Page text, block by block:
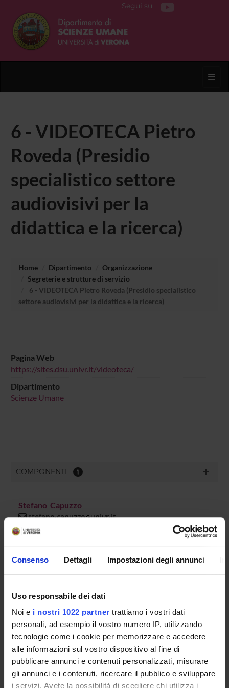
Consenso Dettagli Impostazioni degli annunci
Uso responsabile dei dati
Noi e i nostri 1022 partner trattiamo i vostri dati
personali, ad esempio il vostro numero IP, utilizzando
tecnologie come i cookie per memorizzare e accedere
alle informazioni sul vostro dispositivo al fine di
pubblicare annunci e contenuti personalizzati, misurare
gli annunci e i contenuti, ricercare il pubblico e sviluppare
i servizi. Avete la possibilità di scegliere chi utilizza i
Segui su
6 - VIDEOTECA Pietro
Roveda (Presidio
specialistico settore
audiovisivi per la
didattica e la ricerca)
Home Dipartimento
Organizzazione
Segreterie e strutture di servizio
6 - VIDEOTECA Pietro Roveda (Presidio specialistico
settore audiovisivi per la didattica e la ricerca)
Pagina Web
https://sites.dsu.univr.it/videoteca/
Dipartimento
Scienze Umane
COMPONENTI 1
Stefano Capuzzo
stefano capuzzo univr it
045 802 8582
DOCUMENTI DISPONIBILI
ORGANIZZAZIONE
GOVERNANCE